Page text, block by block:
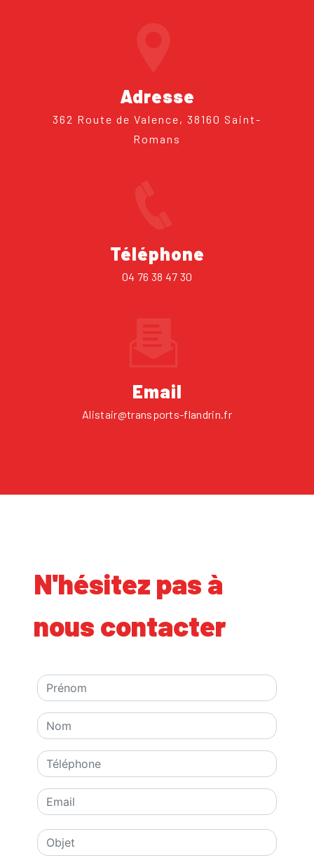
Adresse
362 Route de Valence, 38160 Saint-
Romans
Téléphone
04 76 38 47 30
Email
alistair@transports-flandrin.fr
N'hésitez pas à
nous contacter